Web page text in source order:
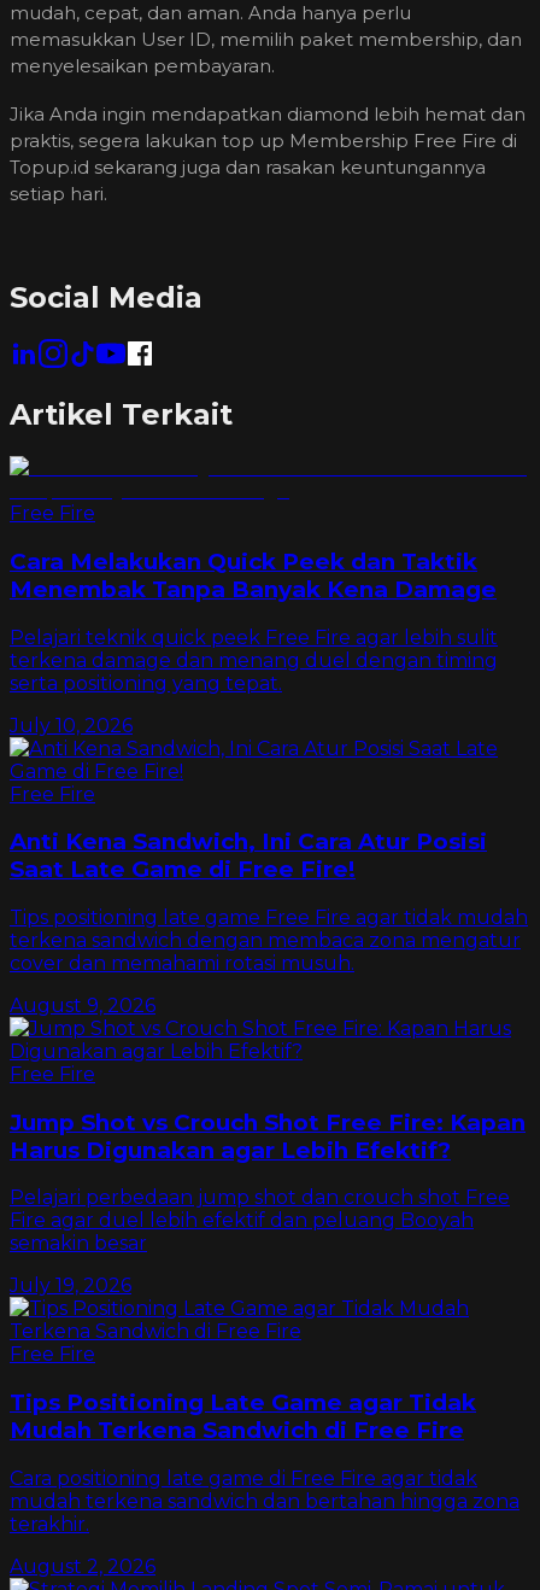
mudah, cepat, dan aman. Anda hanya perlu
memasukkan User ID, memilih paket membership, dan
menyelesaikan pembayaran.
Jika Anda ingin mendapatkan diamond lebih hemat dan
praktis, segera lakukan top up Membership Free Fire di
Topup.id sekarang juga dan rasakan keuntungannya
setiap hari.
Social Media
Artikel Terkait
Free Fire
Cara Melakukan Quick Peek dan Taktik
Menembak Tanpa Banyak Kena Damage
Pelajari teknik quick peek Free Fire agar lebih sulit
terkena damage dan menang duel dengan timing
serta positioning yang tepat.
July 10, 2026
Free Fire
Anti Kena Sandwich, Ini Cara Atur Posisi
Saat Late Game di Free Fire!
Tips positioning late game Free Fire agar tidak mudah
terkena sandwich dengan membaca zona mengatur
cover dan memahami rotasi musuh.
August 9, 2026
Free Fire
Jump Shot vs Crouch Shot Free Fire: Kapan
Harus Digunakan agar Lebih Efektif?
Pelajari perbedaan jump shot dan crouch shot Free
Fire agar duel lebih efektif dan peluang Booyah
semakin besar
July 19, 2026
Free Fire
Tips Positioning Late Game agar Tidak
Mudah Terkena Sandwich di Free Fire
Cara positioning late game di Free Fire agar tidak
mudah terkena sandwich dan bertahan hingga zona
terakhir.
August 2, 2026